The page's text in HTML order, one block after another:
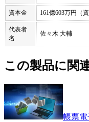
資本金 161億603万円（
代表者
名
佐々木 大輔
この製品に関
帳票